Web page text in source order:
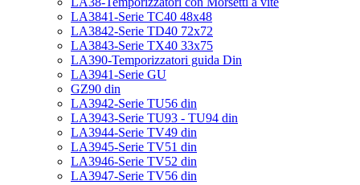
LA3841-Serie TC40 48x48
LA3842-Serie TD40 72x72
LA3843-Serie TX40 33x75
LA390-Temporizzatori guida Din
LA3941-Serie GU
GZ90 din
LA3942-Serie TU56 din
LA3943-Serie TU93 - TU94 din
LA3944-Serie TV49 din
LA3945-Serie TV51 din
LA3946-Serie TV52 din
LA3947-Serie TV56 din